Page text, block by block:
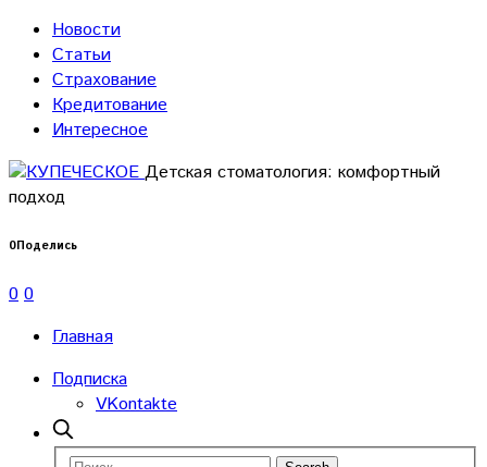
Новости
Статьи
Страхование
Кредитование
Интересное
Детская стоматология: комфортный
подход
0Поделись
0 0
Главная
Подписка
VKontakte